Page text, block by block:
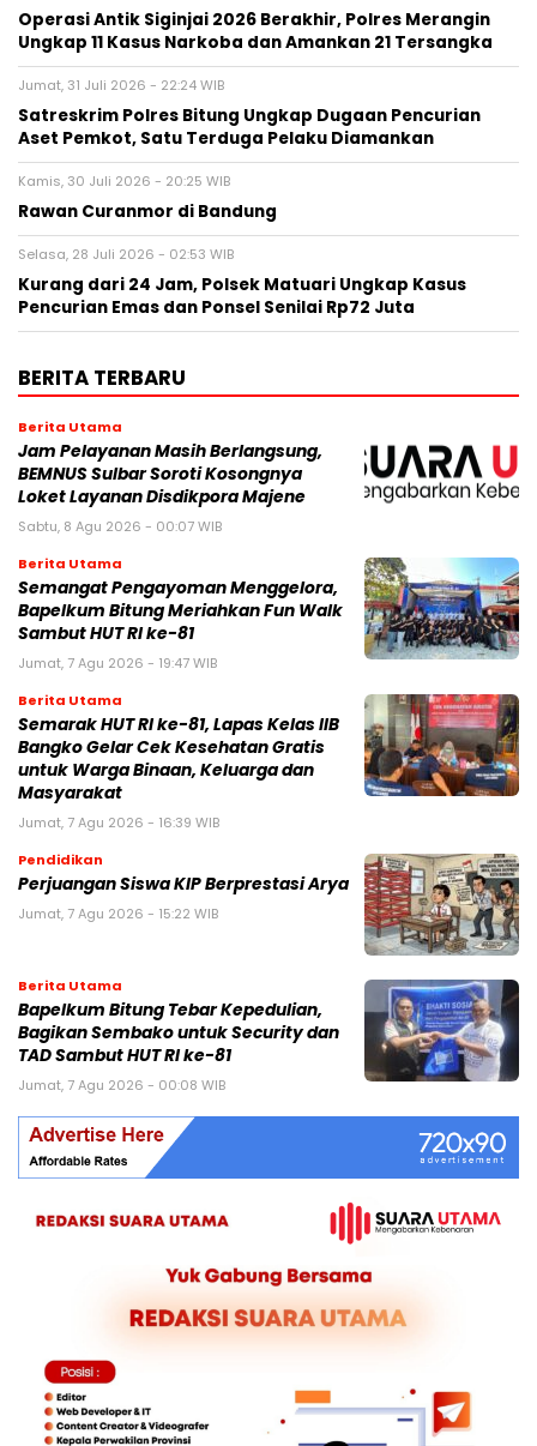
Operasi Antik Siginjai 2026 Berakhir, Polres Merangin
Ungkap 11 Kasus Narkoba dan Amankan 21 Tersangka
Jumat, 31 Juli 2026 - 22:24 WIB
Satreskrim Polres Bitung Ungkap Dugaan Pencurian
Aset Pemkot, Satu Terduga Pelaku Diamankan
Kamis, 30 Juli 2026 - 20:25 WIB
Rawan Curanmor di Bandung
Selasa, 28 Juli 2026 - 02:53 WIB
Kurang dari 24 Jam, Polsek Matuari Ungkap Kasus
Pencurian Emas dan Ponsel Senilai Rp72 Juta
BERITA TERBARU
Berita Utama
Jam Pelayanan Masih Berlangsung,
BEMNUS Sulbar Soroti Kosongnya
Loket Layanan Disdikpora Majene
Sabtu, 8 Agu 2026 - 00:07 WIB
Berita Utama
Semangat Pengayoman Menggelora,
Bapelkum Bitung Meriahkan Fun Walk
Sambut HUT RI ke-81
Jumat, 7 Agu 2026 - 19:47 WIB
Berita Utama
Semarak HUT RI ke-81, Lapas Kelas IIB
Bangko Gelar Cek Kesehatan Gratis
untuk Warga Binaan, Keluarga dan
Masyarakat
Jumat, 7 Agu 2026 - 16:39 WIB
Pendidikan
Perjuangan Siswa KIP Berprestasi Arya
Jumat, 7 Agu 2026 - 15:22 WIB
Berita Utama
Bapelkum Bitung Tebar Kepedulian,
Bagikan Sembako untuk Security dan
TAD Sambut HUT RI ke-81
Jumat, 7 Agu 2026 - 00:08 WIB